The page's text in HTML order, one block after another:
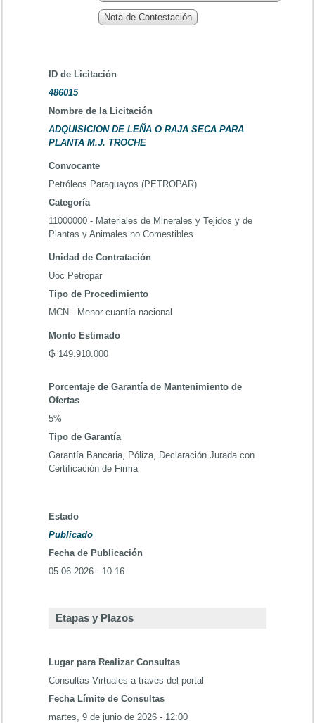
Nota de Contestación
ID de Licitación
486015
Nombre de la Licitación
ADQUISICION DE LEÑA O RAJA SECA PARA
PLANTA M.J. TROCHE
Convocante
Petróleos Paraguayos (PETROPAR)
Categoría
11000000 - Materiales de Minerales y Tejidos y de
Plantas y Animales no Comestibles
Unidad de Contratación
Uoc Petropar
Tipo de Procedimiento
MCN - Menor cuantía nacional
Monto Estimado
₲ 149.910.000
Porcentaje de Garantía de Mantenimiento de
Ofertas
5%
Tipo de Garantía
Garantía Bancaria, Póliza, Declaración Jurada con
Certificación de Firma
Estado
Publicado
Fecha de Publicación
05-06-2026 - 10:16
Etapas y Plazos
Lugar para Realizar Consultas
Consultas Virtuales a traves del portal
Fecha Límite de Consultas
martes, 9 de junio de 2026 - 12:00